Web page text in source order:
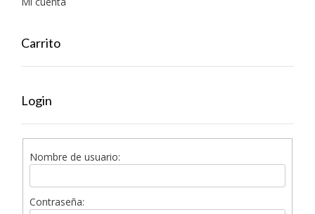
Carrito
Login
Nombre de usuario:
Contraseña: